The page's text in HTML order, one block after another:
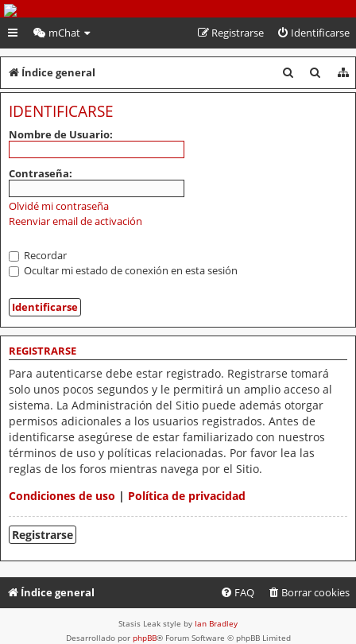
PeruVoley.com
mChat Identificarse
Registrarse
Índice general
u
u
IDENTIFICARSE
Nombre de Usuario:
Contraseña:
Olvidé mi contraseña
Reenviar email de activación
Recordar
Ocultar mi estado de conexión en esta sesión
REGISTRARSE
Para autenticarse debe estar registrado. Registrarse tomará
solo unos pocos segundos y le permitirá un amplio acceso al
sistema. La Administración del Sitio puede además otorgar
permisos adicionales a los usuarios registrados. Antes de
identificarse asegúrese de estar familiarizado con nuestros
términos de uso y políticas relacionadas. Por favor lea las
reglas de los foros mientras navega por el Sitio.
Condiciones de uso | Política de privacidad
Registrarse
Índice general Borrar cookies
FAQ
Stasis Leak style by Ian Bradley
Desarrollado por phpBB® Forum Software © phpBB Limited